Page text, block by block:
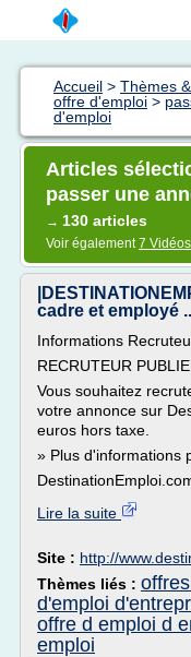
Accueil > Thèmes
offre d'emploi >
d'emploi
Articles
passer une
→ 130 articles
Voir également7 Vidéos
cadre et employé
Informations
RECRUTEUR
Vous souhaitez
votre annonce sur
euros hors taxe.
» Plus d'informations
Lire la suite
Site : http://
Thèmes liés :
d'emploi
offre d emploi d
emploi